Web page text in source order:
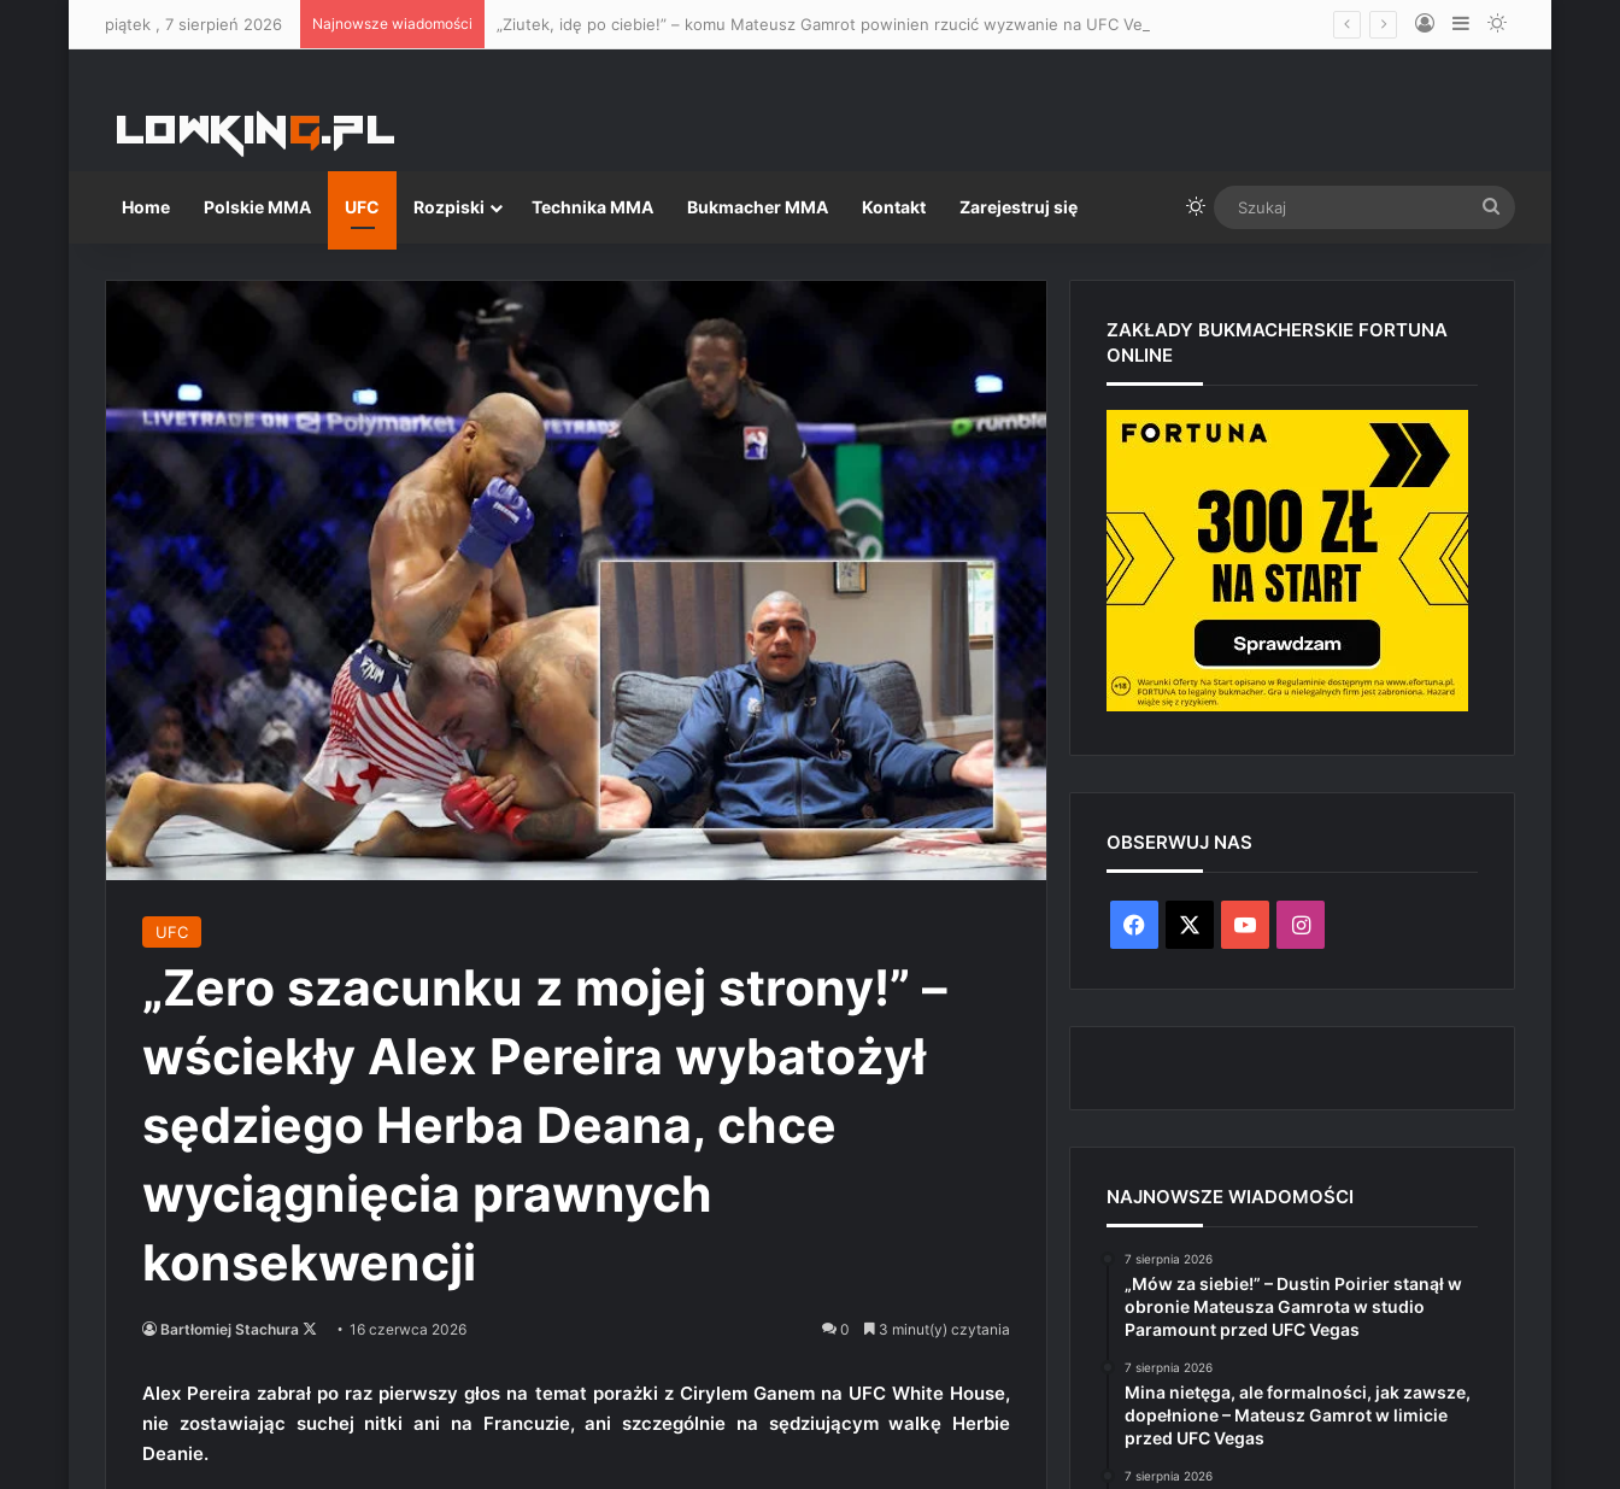
piątek , 7 sierpień 2026 Najnowsze wiadomości Log InSidebarSwitch skin
Home Polskie MMA UFC Rozpiski Technika MMA Bukmacher MMA Kontakt Zarejestruj się Switch skin
UFC
„Zero szacunku z mojej strony!” –
wściekły Alex Pereira wybatożył
sędziego Herba Deana, chce
wyciągnięcia prawnych
konsekwencji
Bartłomiej Stachura
Follow
X
16 czerwca 2026 0 3 minut(y) czytania
Alex Pereira zabrał po raz pierwszy głos na temat porażki z Cirylem Ganem na UFC White House,
nie zostawiając suchej nitki ani na Francuzie, ani szczególnie na sędziującym walkę Herbie
Deanie.
ZAKŁADY BUKMACHERSKIE FORTUNA
ONLINE
OBSERWUJ NAS
Facebook YouTubeInstagram
NAJNOWSZE WIADOMOŚCI
7 sierpnia 2026
„Mów za siebie!” – Dustin Poirier stanął w
obronie Mateusza Gamrota w studio
Paramount przed UFC Vegas
7 sierpnia 2026
Mina nietęga, ale formalności, jak zawsze,
dopełnione – Mateusz Gamrot w limicie
przed UFC Vegas
7 sierpnia 2026